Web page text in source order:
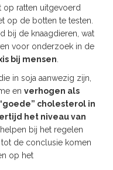
op ratten uitgevoerd
op de botten te testen.
bij de knaagdieren, wat
voor onderzoek in de
bij mensen
in soja aanwezig zijn,
en verhogen als
cholesterol in
het niveau van
helpen bij het regelen
de conclusie komen
op het